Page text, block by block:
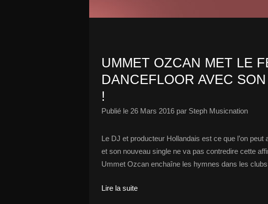
UMMET OZCAN MET LE
DANCEFLOOR AVEC
!
Publié le 26 Mars 2016 par Steph Musicnation
Le DJ et producteur Hollandais est ce que l’on peut
et son nouveau single ne va pas contredire cette
Ummet Ozcan enchaîne les hymnes dans les
Lire la suite